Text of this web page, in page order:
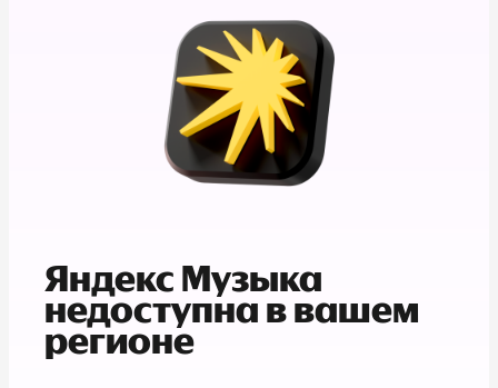
Яндекс Музыка
недоступна в вашем
регионе